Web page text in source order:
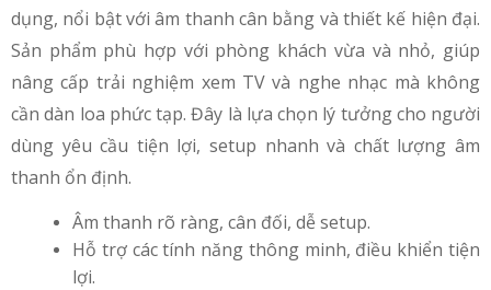
dụng, nổi bật với âm thanh cân bằng và thiết kế hiện đại.
Sản phẩm phù hợp với phòng khách vừa và nhỏ, giúp
nâng cấp trải nghiệm xem TV và nghe nhạc mà không
cần dàn loa phức tạp. Đây là lựa chọn lý tưởng cho người
dùng yêu cầu tiện lợi, setup nhanh và chất lượng âm
thanh ổn định.
Âm thanh rõ ràng, cân đối, dễ setup.
Hỗ trợ các tính năng thông minh, điều khiển tiện
lợi.